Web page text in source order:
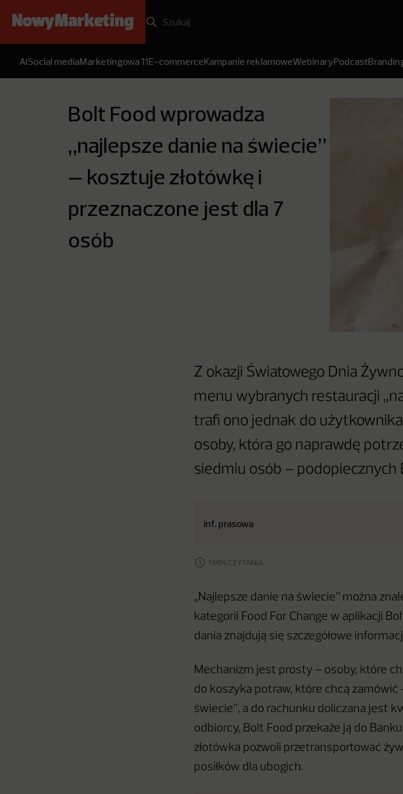
AISocial mediaMarketingowa 11E-commerceKampanie reklamoweWebinaryPodcast
Bolt Food wprowadza
„najlepsze danie na świecie”
– kosztuje złotówkę i
przeznaczone jest dla 7
osób
Z okazji Światowego Dnia
menu wybranych restauracji
trafi ono jednak do
osoby, która go naprawdę
siedmiu osób – podopiecznych
inf. prasowa
1 MIN CZYTANIA
„Najlepsze danie na świecie” można
kategorii Food For Change w aplikacji
dania znajdują się szczegółowe
Mechanizm jest prosty – osoby, które
do koszyka potraw, które chcą zamówić
świecie”, a do rachunku doliczana jest
odbiorcy, Bolt Food przekaże ją do
złotówka pozwoli przetransportować
posiłków dla ubogich.